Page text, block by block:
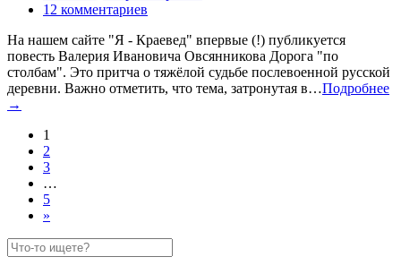
12 комментариев
На нашем сайте "Я - Краевед" впервые (!) публикуется
повесть Валерия Ивановича Овсянникова Дорога "по
столбам". Это притча о тяжёлой судьбе послевоенной русской
деревни. Важно отметить, что тема, затронутая в…Подробнее
→
1
2
3
…
5
»